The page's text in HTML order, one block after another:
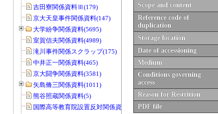
吉田寮関係資料Ⅲ(179)
京大天皇事件関係資料(147)
大学紛争関係資料(5695)
室賀信夫関係資料(4989)
滝川事件関係スクラップ(175)
中井正一関係資料(465)
京大闘争関係資料(3581)
矢島脩三関係資料(1011)
熊谷照蔵関係資料(5)
国際高等教育院設置反対関係資料(20)
Scope and content
Reference code of
duplication
Storage location
Date of accessioning
Medium
Conditions governing
access
Reason for Restrition
PDF file